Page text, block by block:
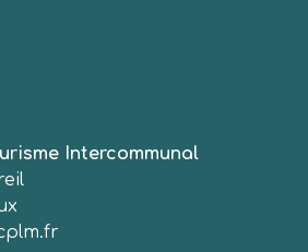
Intercommunal